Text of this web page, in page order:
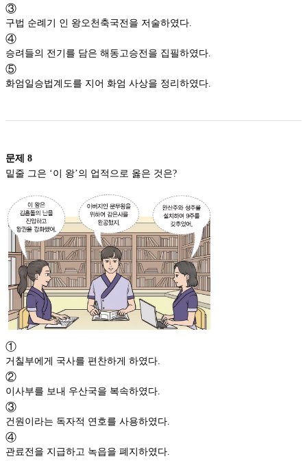
③
구법 순례기 인 왕오천축국전을 저술하였다.
④
승려들의 전기를 담은 해동고승전을 집필하였다.
⑤
화엄일승법계도를 지어 화엄 사상을 정리하였다.
문제 8
밑줄 그은 ‘이 왕’의 업적으로 옳은 것은?
①
거칠부에게 국사를 편찬하게 하였다.
②
이사부를 보내 우산국을 복속하였다.
③
건원이라는 독자적 연호를 사용하였다.
④
관료전을 지급하고 녹읍을 폐지하였다.